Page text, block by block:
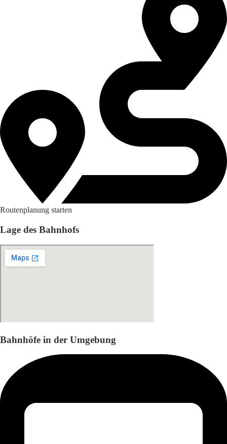
Routenplanung starten
Lage des Bahnhofs
Bahnhöfe in der Umgebung